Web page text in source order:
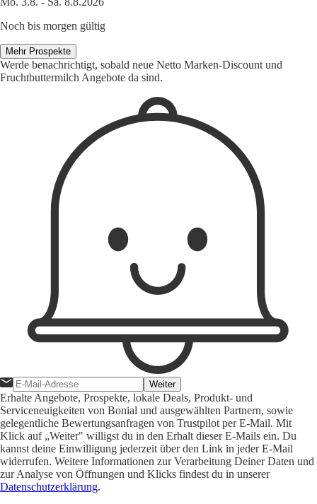
Noch bis morgen gültig
Mehr Prospekte
Werde benachrichtigt, sobald neue Netto Marken-Discount und
Fruchtbuttermilch Angebote da sind.
Weiter
Erhalte Angebote, Prospekte, lokale Deals, Produkt- und
Serviceneuigkeiten von Bonial und ausgewählten Partnern, sowie
gelegentliche Bewertungsanfragen von Trustpilot per E-Mail. Mit
Klick auf „Weiter" willigst du in den Erhalt dieser E-Mails ein. Du
kannst deine Einwilligung jederzeit über den Link in jeder E-Mail
widerrufen. Weitere Informationen zur Verarbeitung Deiner Daten und
zur Analyse von Öffnungen und Klicks findest du in unserer
Datenschutzerklärung.